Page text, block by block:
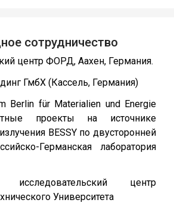
сотрудничество
центр ФОРД, Аахен, Германия.
ГмбХ (Кассель, Германия)
Berlin für Materialien und Energie
проекты на источнике
BESSY по двусторонней
Германская лаборатория
исследовательский центр
Университета